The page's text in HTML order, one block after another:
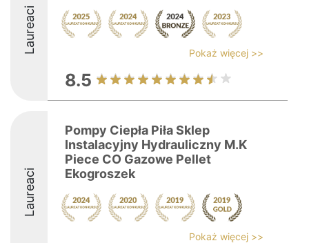
Laureaci Pokaż więcej >>
8.5
Laureaci
Pompy Ciepła Piła Sklep
Instalacyjny Hydrauliczny M.K
Piece CO Gazowe Pellet
Ekogroszek
Pokaż więcej >>